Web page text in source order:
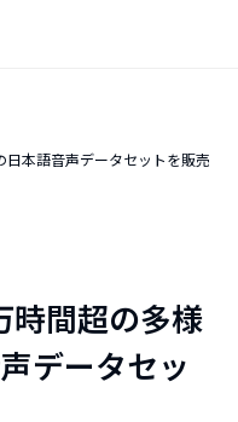
本語音声データセットを販売
間超の多様
データセッ